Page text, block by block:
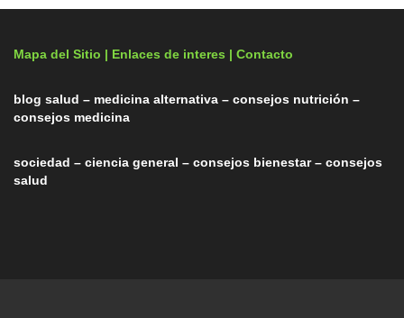
Mapa del Sitio | Enlaces de interes | Contacto
blog salud – medicina alternativa – consejos nutrición –
consejos medicina
sociedad – ciencia general – consejos bienestar – consejos
salud